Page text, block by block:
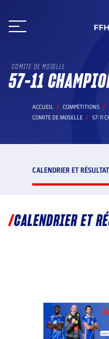
au
COMITE DE MOSELLE
57-11
ACCUEIL COMPÉTITIONS
COMITE DE MOSELLE
57-11
CALENDRIER ET
CALENDRIER ET